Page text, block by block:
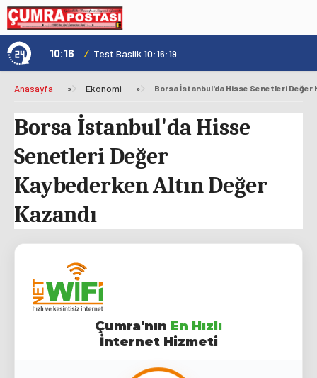
10:16 / Test Baslik 10:16:19
Anasayfa » Ekonomi »
Borsa İstanbul'da Hisse
Senetleri Değer
Kaybederken Altın Değer
Kazandı
Çumra'nın En Hızlı
İnternet Hizmeti